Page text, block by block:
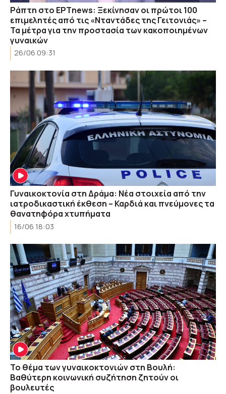
Ράπτη στο ΕΡΤnews: Ξεκίνησαν οι πρώτοι 100
επιμελητές από τις «Νταντάδες της Γειτονιάς» –
Τα μέτρα για την προστασία των κακοποιημένων
γυναικών
26/06 09:31
Γυναικοκτονία στη Δράμα: Νέα στοιχεία από την
ιατροδικαστική έκθεση – Καρδιά και πνεύμονες τα
θανατηφόρα χτυπήματα
16/06 18:03
Το θέμα των γυναικοκτονιών στη Βουλή:
Βαθύτερη κοινωνική συζήτηση ζητούν οι
βουλευτές